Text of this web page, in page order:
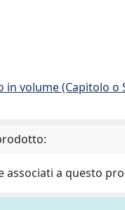
in volume (Capitolo o
associati a questo